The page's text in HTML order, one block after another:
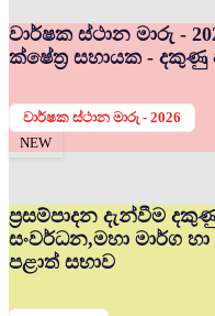
වාර්ෂක ස්ථාන මාරු -
ක්ෂේත්‍ර සහායක - දකුණු
වාර්ෂක ස්ථාන මාරු - 2026
NEW
ප්‍රසම්පාදන දැන්වීම
සංවර්ධන,මහා මාර්ග හා
පළාත් සභාව